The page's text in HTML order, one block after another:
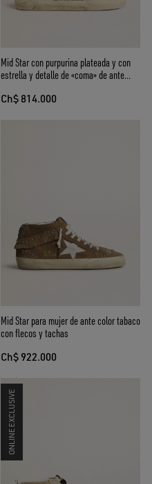
Mid Star con purpurina plateada y con
estrella y detalle de «coma» de ante
Ch$ 814.000
Mid Star para mujer de ante color tabaco
con flecos y tachas
Ch$ 922.000
ONLINE EXCLUSIVE